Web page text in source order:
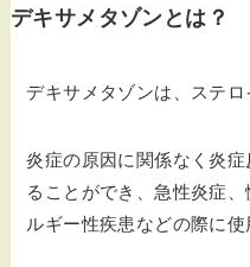
デキサメタゾンとは？
デキサメタゾンは、ステロ
炎症の原因に関係なく炎
ることができ、急性炎症
ルギー性疾患などの際に使